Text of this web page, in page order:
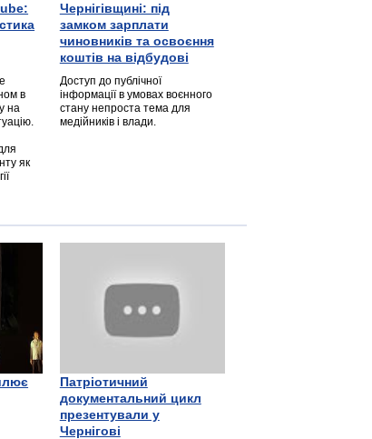
в
на
як
Чернігівщині: під
замком зарплати
чиновників та освоєння
коштів на відбудові
Доступ до публічної
інформації в умовах воєнного
стану непроста тема для
медійників і влади.
Патріотичний
документальний цикл
презентували у
Чернігові